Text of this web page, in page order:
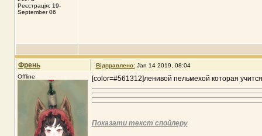
Реєстрація: 19-
September 06
Френь Відправлено: Jan 14 2019, 08:04
Offline
[color=#561312]ленивой пельмехой которая
Показати текст спойлеру